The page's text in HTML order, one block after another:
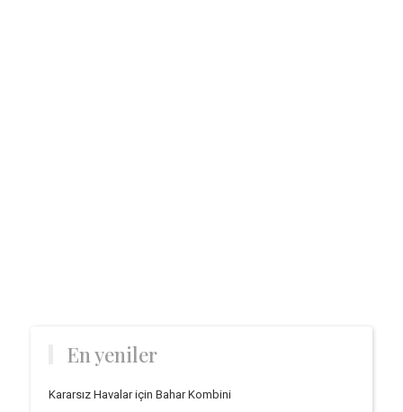
En yeniler
Kararsız Havalar için Bahar Kombini